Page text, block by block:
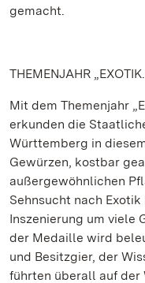
gemacht.
THEMENJAHR
Mit dem Themenjahr
erkunden die
Württemberg in
Gewürzen, kostbar
außergewöhnlichen
Sehnsucht nach
Inszenierung um viele
der Medaille wird
und Besitzgier, der
führten überall auf der